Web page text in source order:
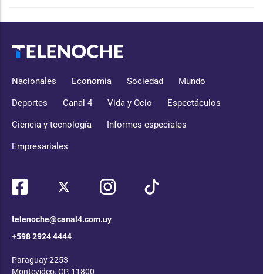
Nacionales Economía Sociedad Mundo
Deportes Canal 4 Vida y Ocio Espectáculos
Ciencia y tecnología Informes especiales
Empresariales
telenoche@canal4.com.uy
+598 2924 4444
Paraguay 2253
Montevideo, CP, 11800